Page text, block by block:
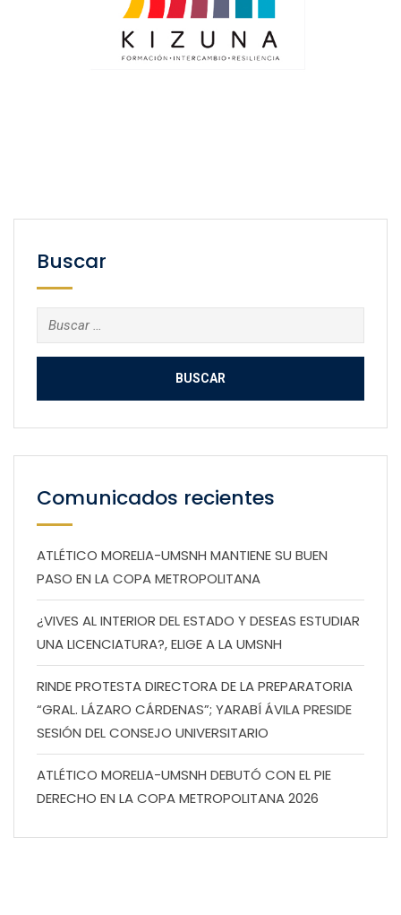
Buscar
Buscar:
Comunicados recientes
ATLÉTICO MORELIA-UMSNH MANTIENE SU BUEN
PASO EN LA COPA METROPOLITANA
¿VIVES AL INTERIOR DEL ESTADO Y DESEAS ESTUDIAR
UNA LICENCIATURA?, ELIGE A LA UMSNH
RINDE PROTESTA DIRECTORA DE LA PREPARATORIA
“GRAL. LÁZARO CÁRDENAS”; YARABÍ ÁVILA PRESIDE
SESIÓN DEL CONSEJO UNIVERSITARIO
ATLÉTICO MORELIA-UMSNH DEBUTÓ CON EL PIE
DERECHO EN LA COPA METROPOLITANA 2026